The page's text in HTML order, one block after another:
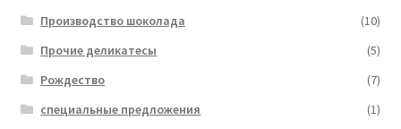
Производство шоколада
(10)
Прочие деликатесы
(5)
Рождество
(7)
специальные предложения
(1)